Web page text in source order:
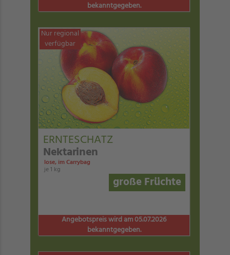
bekanntgegeben.
Nur regional
verfügbar
große Früchte
ERNTESCHATZ
Nektarinen
lose, im Carrybag
je 1 kg
Angebotspreis wird am 05.07.2026
bekanntgegeben.